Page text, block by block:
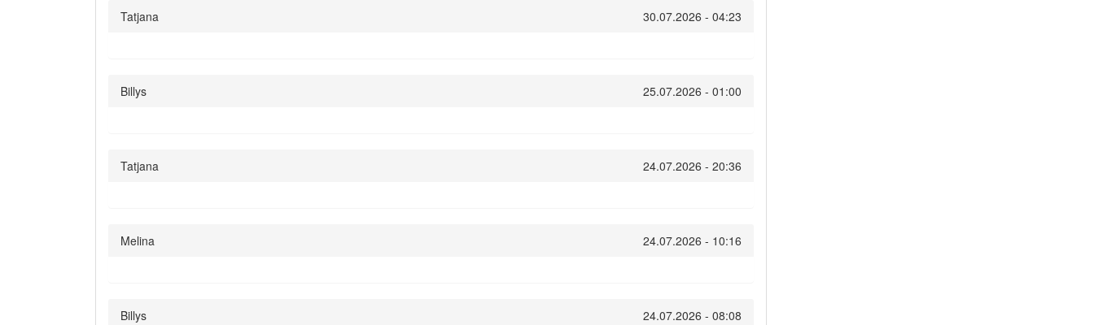
Tatjana 30.07.2026 - 04:23
Billys 25.07.2026 - 01:00
Tatjana 24.07.2026 - 20:36
Melina 24.07.2026 - 10:16
Billys 24.07.2026 - 08:08